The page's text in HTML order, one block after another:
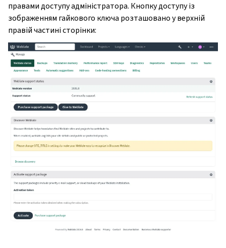
правами доступу адміністратора. Кнопку доступу із
зображенням гайкового ключа розташовано у верхній
правій частині сторінки: